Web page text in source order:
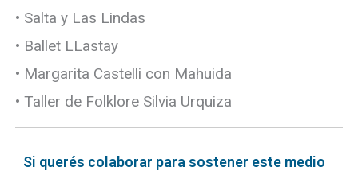
• Salta y Las Lindas
• Ballet LLastay
• Margarita Castelli con Mahuida
• Taller de Folklore Silvia Urquiza
Si querés colaborar para sostener este medio